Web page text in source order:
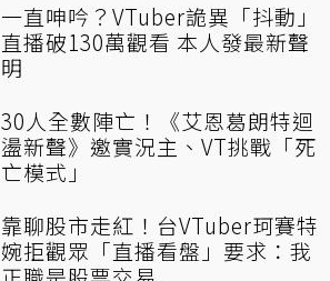
一直呻吟？VTuber詭異「抖動」
直播破130萬觀看 本人發最新聲
明
30人全數陣亡！《艾恩葛朗特迴
盪新聲》邀實況主、VT挑戰「死
亡模式」
靠聊股市走紅！台VTuber珂賽特
婉拒觀眾「直播看盤」要求：我